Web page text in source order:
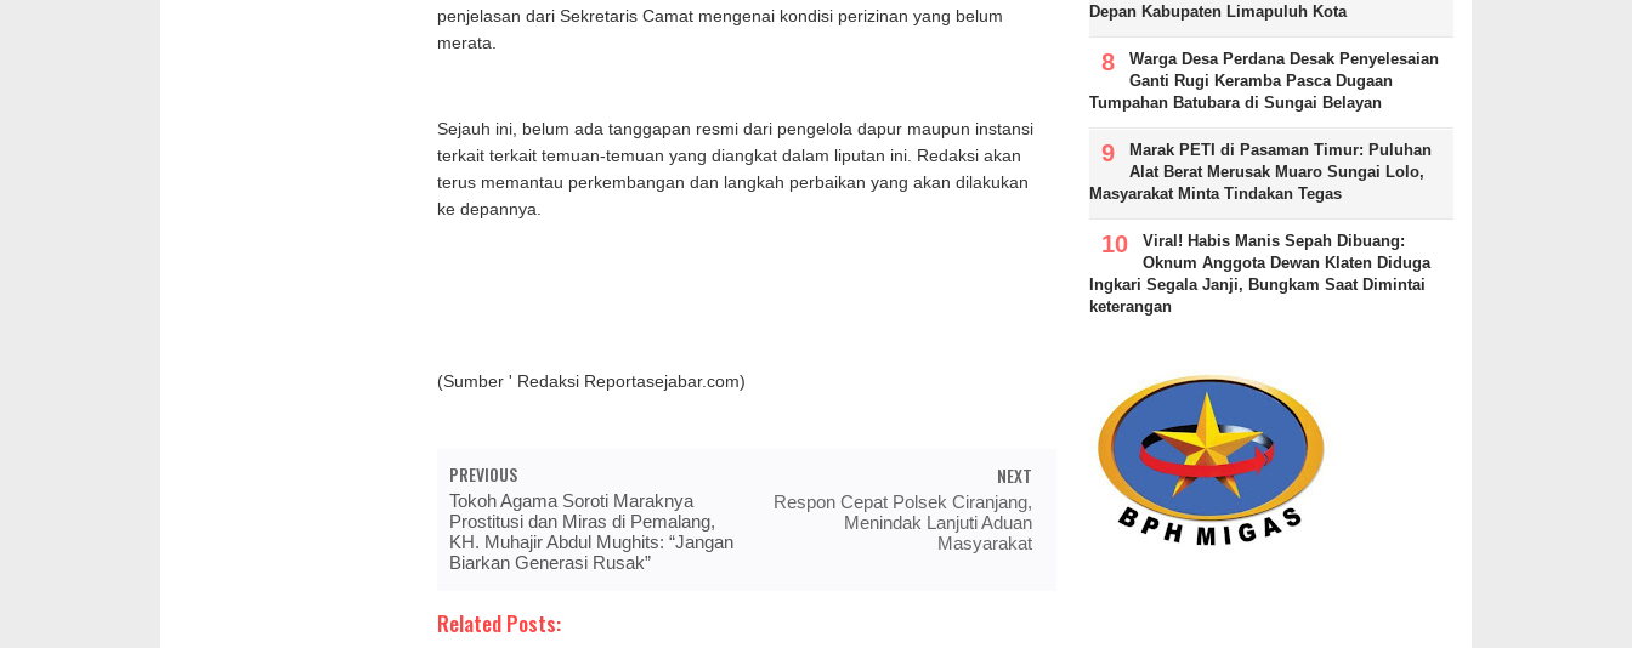
penjelasan dari Sekretaris Camat mengenai kondisi perizinan yang belum
merata.
Sejauh ini, belum ada tanggapan resmi dari pengelola dapur maupun instansi
terkait terkait temuan-temuan yang diangkat dalam liputan ini. Redaksi akan
terus memantau perkembangan dan langkah perbaikan yang akan dilakukan
ke depannya.
(Sumber ' Redaksi Reportasejabar.com)
PREVIOUS
Tokoh Agama Soroti Maraknya
Prostitusi dan Miras di Pemalang,
KH. Muhajir Abdul Mughits: “Jangan
Biarkan Generasi Rusak”
NEXT
Respon Cepat Polsek Ciranjang,
Menindak Lanjuti Aduan
Masyarakat
Related Posts:
Depan Kabupaten Limapuluh Kota
Warga Desa Perdana Desak Penyelesaian
Ganti Rugi Keramba Pasca Dugaan
Tumpahan Batubara di Sungai Belayan
Marak PETI di Pasaman Timur: Puluhan
Alat Berat Merusak Muaro Sungai Lolo,
Masyarakat Minta Tindakan Tegas
Viral! Habis Manis Sepah Dibuang:
Oknum Anggota Dewan Klaten Diduga
Ingkari Segala Janji, Bungkam Saat Dimintai
keterangan